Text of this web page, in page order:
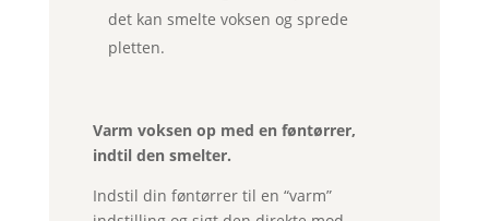
det kan smelte voksen og sprede
pletten.
Varm voksen op med en føntørrer,
indtil den smelter.
Indstil din føntørrer til en “varm”